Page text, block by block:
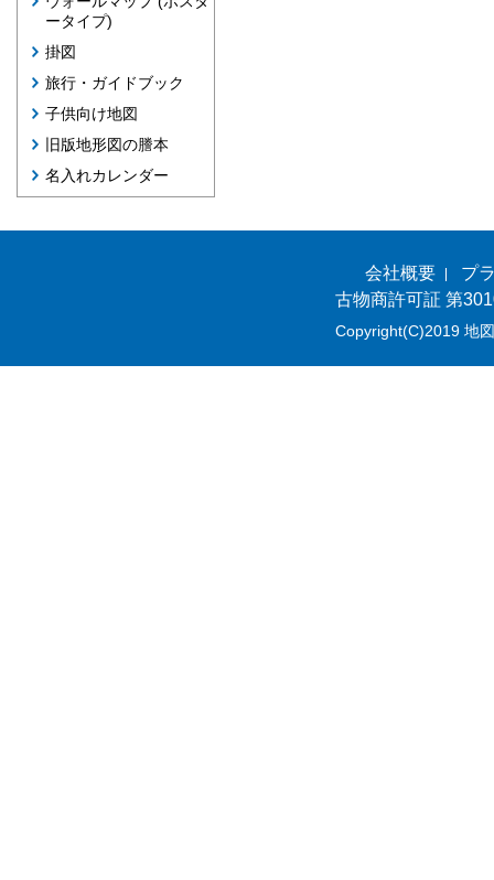
ータイプ)
掛図
旅行・ガイドブック
子供向け地図
旧版地形図の謄本
名入れカレンダー
会社概要
プ
古物商許可証 第
Copyright(C)2019 地